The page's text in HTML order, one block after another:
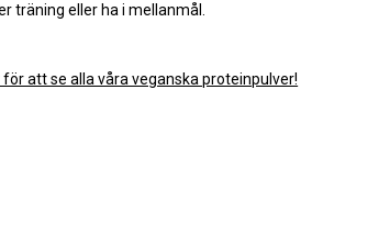
träning eller ha i mellanmål.
för att se alla våra veganska proteinpulver!